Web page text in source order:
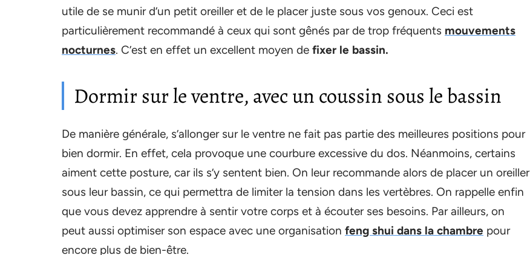
utile de se munir d’un petit oreiller et de le placer juste sous vos genoux. Ceci est
particulièrement recommandé à ceux qui sont gênés par de trop fréquents mouvements
nocturnes. C’est en effet un excellent moyen de fixer le bassin.
Dormir sur le ventre, avec un coussin sous le bassin
De manière générale, s’allonger sur le ventre ne fait pas partie des meilleures positions pour
bien dormir. En effet, cela provoque une courbure excessive du dos. Néanmoins, certains
aiment cette posture, car ils s’y sentent bien. On leur recommande alors de placer un oreiller
sous leur bassin, ce qui permettra de limiter la tension dans les vertèbres. On rappelle enfin
que vous devez apprendre à sentir votre corps et à écouter ses besoins. Par ailleurs, on
peut aussi optimiser son espace avec une organisation feng shui dans la chambre pour
encore plus de bien-être.